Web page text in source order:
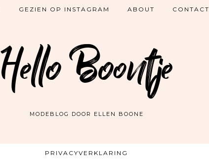
Hello Boontje
MODEBLOG DOOR ELLEN BOONE
GEZIEN OP INSTAGRAM ABOUT CONTACT
PRIVACYVERKLARING